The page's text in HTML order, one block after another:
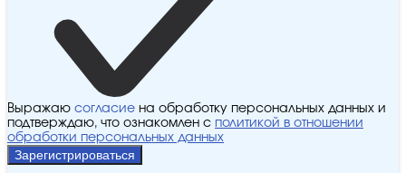
Выражаю согласие на обработку персональных данных и
подтверждаю, что ознакомлен с политикой в отношении
обработки персональных данных
Зарегистрироваться